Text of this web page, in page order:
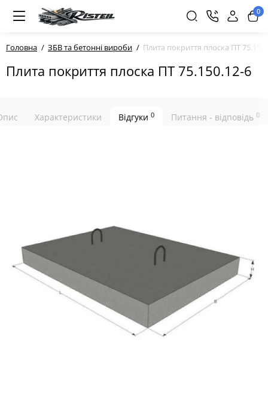
0
Головна ЗБВ та бетонні вироби Плита покриття плоска ПТ
Плита покриття плоска ПТ 75.150.12-6
Характеристики Відгуки 0 Питання - відповідь 0